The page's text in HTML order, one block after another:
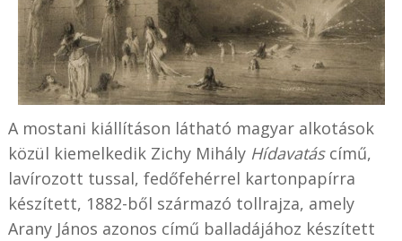
A mostani kiállításon látható magyar alkotások
közül kiemelkedik Zichy Mihály Hídavatáscímű,
lavírozott tussal, fedőfehérrel kartonpapírra
készített, 1882-ből származó tollrajza, amely
Arany János azonos című balladájához készített